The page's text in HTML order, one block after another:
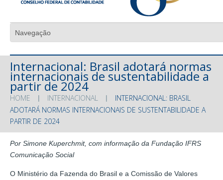
Internacional: Brasil adotará normas
internacionais de sustentabilidade a
partir de 2024
HOME INTERNACIONAL
INTERNACIONAL: BRASIL
ADOTARÁ NORMAS INTERNACIONAIS DE SUSTENTABILIDADE A
PARTIR DE 2024
Por Simone Kuperchmit, com informação da Fundação IFRS
Comunicação Social
O Ministério da Fazenda do Brasil e a Comissão de Valores